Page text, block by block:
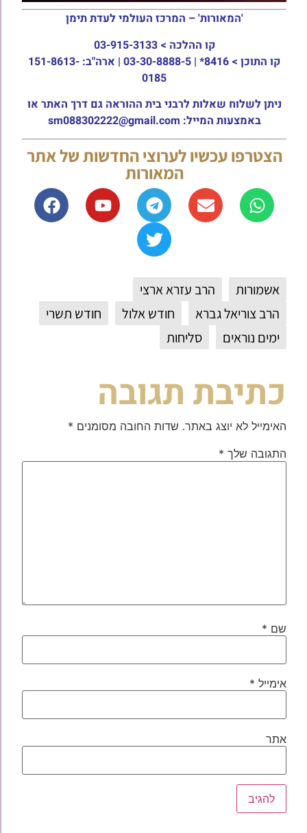
'המאורות' – המרכז העולמי לעדת תימן
קו ההלכה > 03-915-3133
קו התוכן >
8416* | 03-30-8888-5 | ארה"ב: 151-8613-
0185
ניתן לשלוח שאלות לרבני בית ההוראה גם דרך האתר או
באמצעות המייל: sm088302222@gmail.com
הצטרפו עכשיו לערוצי החדשות של אתר
המאורות
אשמורות
הרב עזרא ארצי
הרב צוריאל גברא
חודש אלול
חודש תשרי
ימים נוראים
סליחות
כתיבת תגובה
האימייל לא יוצג באתר. שדות החובה מסומנים *
התגובה שלך *
שם *
אימייל *
אתר